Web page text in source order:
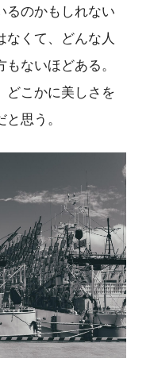
るのかもしれない
なくて、どんな人
ないほどある。
どこかに美しさを
思う。